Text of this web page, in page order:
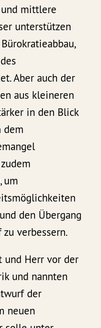
mittlere
unterstützen
Aber auch der
aus kleineren
in den Blick
dem
um
den Übergang
verbessern.
und Herr vor der
und nannten
der
neuen